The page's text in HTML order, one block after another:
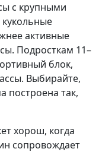
с крупными
активные
Подросткам 11–
блок,
Выбирайте,
построена так,
хорош, когда
сопровождает